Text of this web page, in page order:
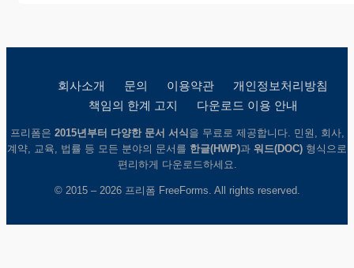
회사소개 문의 이용약관
개인정보처리방침
책임의 한계 고지
다운로드 이용 안내
프리폼은 2015년부터 다양한 문서 서식 을 무료로 제공합니다. 민원, 회사,
계약, 교육, 법률 등 모든 분야의 문서를 한글(HWP)과 워드(DOC) 형식으로
편리하게 다운로드하세요.
© 2015 – 2026 프리폼 FreeForms. All rights reserved.